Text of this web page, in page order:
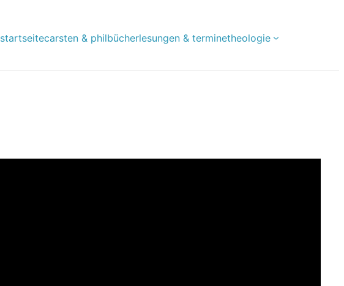
startseitecarsten & philbücherlesungen & terminetheologie